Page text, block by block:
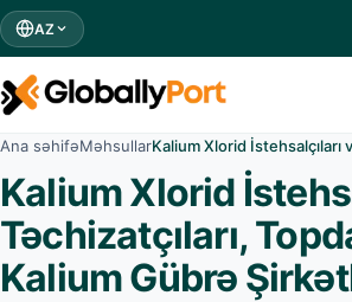
AZ
Ana səhifəMəhsullarKalium Xlorid İstehsalçıları
Kalium Xlorid
Təchizatçıları,
Kalium Gübrə